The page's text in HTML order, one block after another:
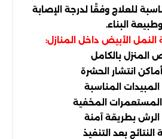
للعلاج وفقًا لدرجة الإصابة
وطبيعة البناء.
الأبيض داخل المنازل:
المنزل بالكامل
انتشار الحشرة
المبيدات المناسبة
المخفية
الرش بطريقة آمنة
النتائج بعد التنفيذ